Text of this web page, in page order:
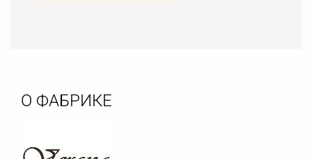
О ФАБРИКЕ